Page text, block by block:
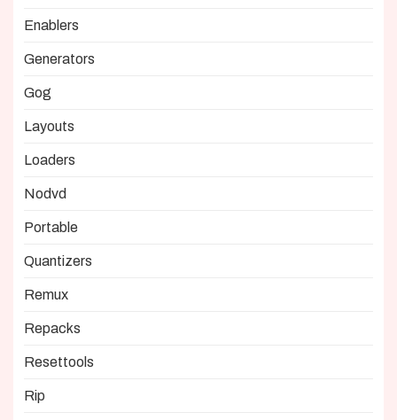
Enablers
Generators
Gog
Layouts
Loaders
Nodvd
Portable
Quantizers
Remux
Repacks
Resettools
Rip